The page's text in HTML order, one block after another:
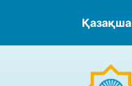
Қазақша